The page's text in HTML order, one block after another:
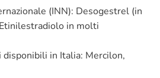
(INN): Desogestrel (in
in molti
disponibili in Italia: Mercilon,